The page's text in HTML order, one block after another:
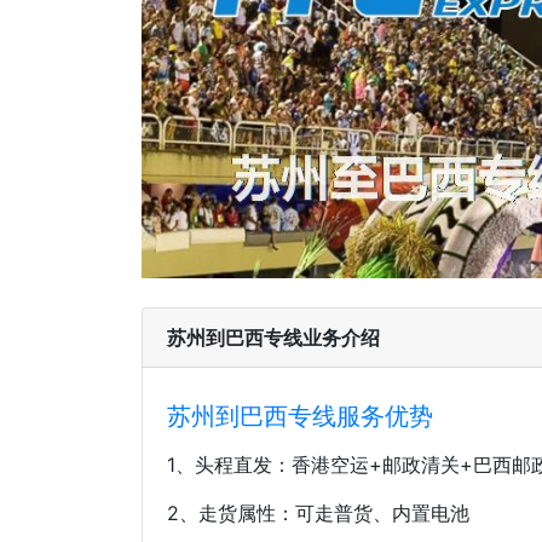
苏州到巴西专线业务介绍
苏州到巴西专线服务优势
1、头程直发：香港空运+邮政清关+巴西邮
2、走货属性：可走普货、内置电池